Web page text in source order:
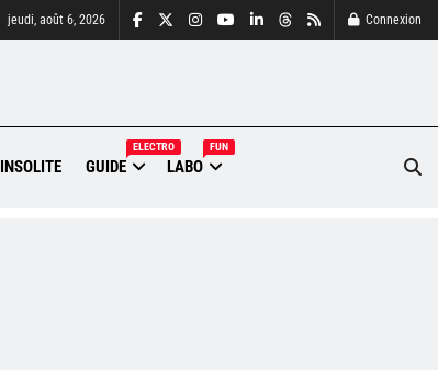
jeudi, août 6, 2026 Connexion
INSOLITE GUIDE
ELECTRO
LABO
FUN